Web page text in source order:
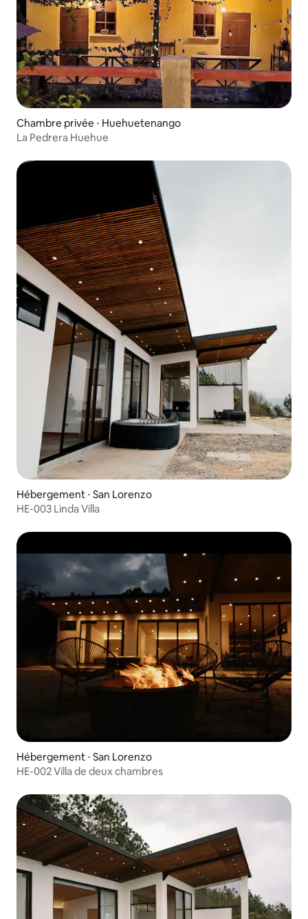
Chambre privée ⋅ Huehuetenango
La Pedrera Huehue
Hébergement ⋅ San Lorenzo
HE-003 Linda Villa
Hébergement ⋅ San Lorenzo
HE-002 Villa de deux chambres